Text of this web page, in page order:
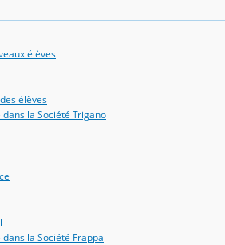
élèves
élèves
la Société Trigano
la Société Frappa